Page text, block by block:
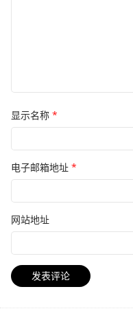
显示名称 *
电子邮箱地址 *
网站地址